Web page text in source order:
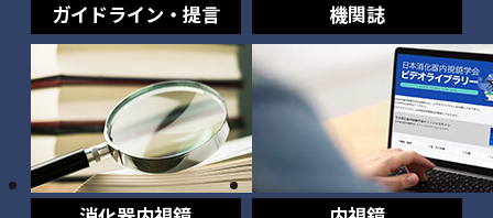
ガイドライン・提言 機関誌